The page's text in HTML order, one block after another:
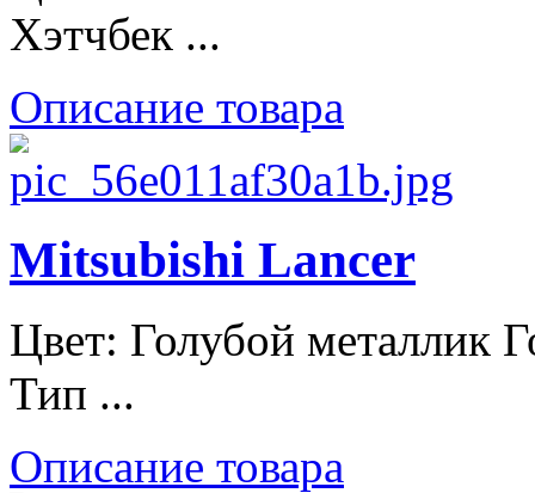
Хэтчбек ...
Описание товара
Mitsubishi Lancer
Цвет: Голубой металлик
Тип ...
Описание товара